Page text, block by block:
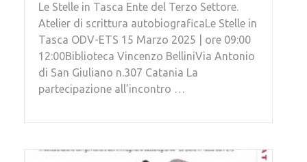
Le Stelle in Tasca Ente del Terzo Settore.
Atelier di scrittura autobiograficaLe Stelle in
Tasca ODV-ETS 15 Marzo 2025 | ore 09:00
12:00Biblioteca Vincenzo BelliniVia Antonio
di San Giuliano n.307 Catania La
partecipazione all’incontro …